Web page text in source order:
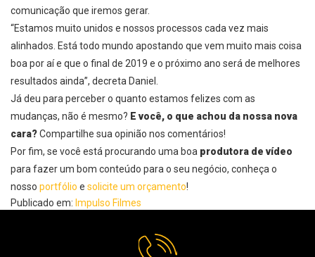
comunicação que iremos gerar.
“Estamos muito unidos e nossos processos cada vez mais
alinhados. Está todo mundo apostando que vem muito mais coisa
boa por aí e que o final de 2019 e o próximo ano será de melhores
resultados ainda”, decreta Daniel.
Já deu para perceber o quanto estamos felizes com as
mudanças, não é mesmo? E você, o que achou da nossa nova
cara?Compartilhe sua opinião nos comentários!
Por fim, se você está procurando uma boa produtora de vídeo
para fazer um bom conteúdo para o seu negócio, conheça o
nosso portfólio e solicite um orçamento!
Publicado em: Impulso Filmes